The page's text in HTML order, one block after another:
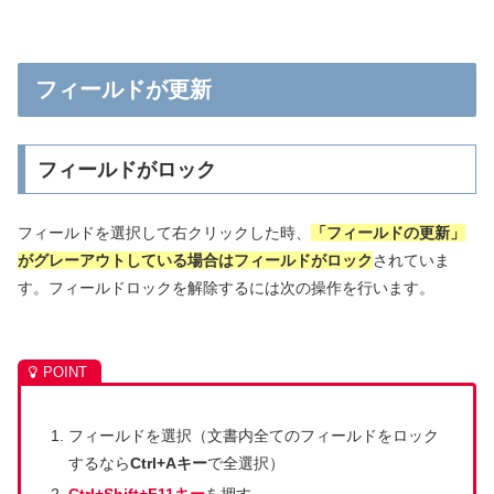
フィールドが更新
フィールドがロック
フィールドを選択して右クリックした時、
「フィールドの更新」
がグレーアウトしている場合はフィールドがロックされていま
す。フィールドロックを解除するには次の操作を行います。
フィールドを選択（文書内全てのフィールドをロック
するならCtrl+Aキーで全選択）